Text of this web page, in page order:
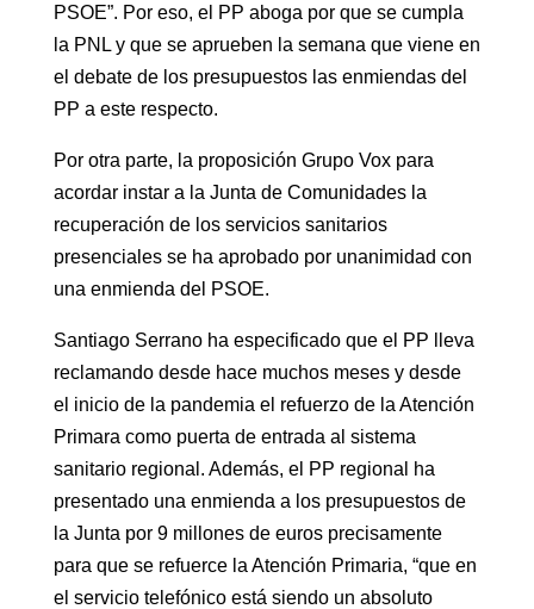
PSOE”. Por eso, el PP aboga por que se cumpla
la PNL y que se aprueben la semana que viene en
el debate de los presupuestos las enmiendas del
PP a este respecto.
Por otra parte, la proposición Grupo Vox para
acordar instar a la Junta de Comunidades la
recuperación de los servicios sanitarios
presenciales se ha aprobado por unanimidad con
una enmienda del PSOE.
Santiago Serrano ha especificado que el PP lleva
reclamando desde hace muchos meses y desde
el inicio de la pandemia el refuerzo de la Atención
Primara como puerta de entrada al sistema
sanitario regional. Además, el PP regional ha
presentado una enmienda a los presupuestos de
la Junta por 9 millones de euros precisamente
para que se refuerce la Atención Primaria, “que en
el servicio telefónico está siendo un absoluto